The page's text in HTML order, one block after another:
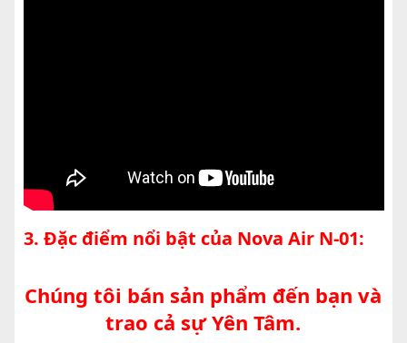
3. Đặc điểm nổi bật của Nova Air N-01:
Chúng tôi bán sản phẩm đến bạn và
trao cả sự Yên Tâm.